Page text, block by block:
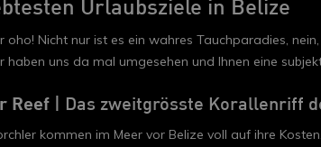
Urlaubsziele in Belize
oho! Nicht nur ist es ein wahres Tauchparadies,
haben uns da mal umgesehen und Ihnen eine
Reef | Das zweitgrösste Korallenriff
kommen im Meer vor Belize voll auf ihre